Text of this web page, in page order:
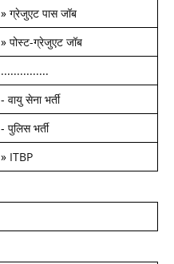
» ग्रेजुएट पास जॉब
» पोस्ट-ग्रेजुएट जॉब
...............
- वायु सेना भर्ती
- पुलिस भर्ती
» ITBP